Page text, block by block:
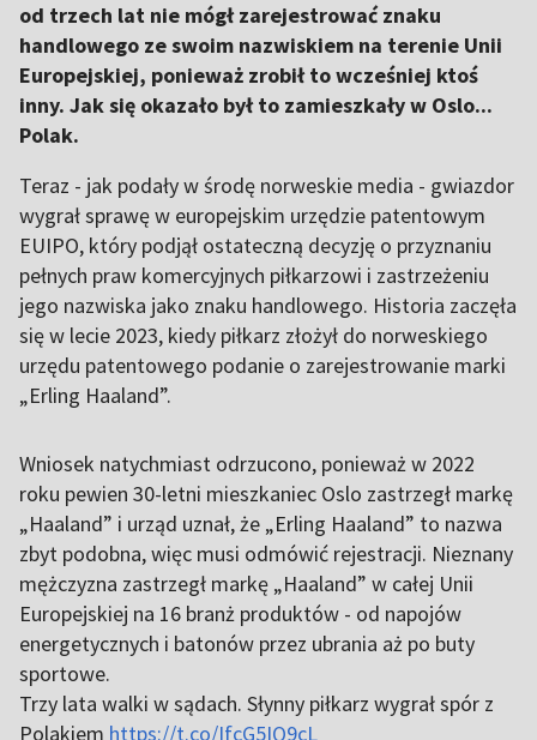
od trzech lat nie mógł zarejestrować znaku
handlowego ze swoim nazwiskiem na terenie Unii
Europejskiej, ponieważ zrobił to wcześniej ktoś
inny. Jak się okazało był to zamieszkały w Oslo...
Polak.
Teraz - jak podały w środę norweskie media - gwiazdor
wygrał sprawę w europejskim urzędzie patentowym
EUIPO, który podjął ostateczną decyzję o przyznaniu
pełnych praw komercyjnych piłkarzowi i zastrzeżeniu
jego nazwiska jako znaku handlowego. Historia zaczęła
się w lecie 2023, kiedy piłkarz złożył do norweskiego
urzędu patentowego podanie o zarejestrowanie marki
„Erling Haaland”.
Wniosek natychmiast odrzucono, ponieważ w 2022
roku pewien 30-letni mieszkaniec Oslo zastrzegł markę
„Haaland” i urząd uznał, że „Erling Haaland” to nazwa
zbyt podobna, więc musi odmówić rejestracji. Nieznany
mężczyzna zastrzegł markę „Haaland” w całej Unii
Europejskiej na 16 branż produktów - od napojów
energetycznych i batonów przez ubrania aż po buty
sportowe.
Trzy lata walki w sądach. Słynny piłkarz wygrał spór z
Polakiem https://t.co/IfcG5IQ9cL